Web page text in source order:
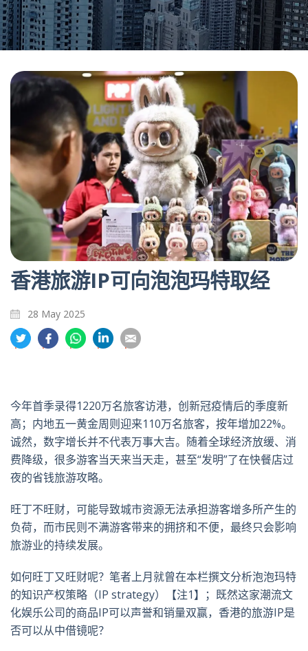
香港旅游IP可向泡泡玛特取经
28 May 2025
分
享
特
分
享
书
分
享
享
英
享
郵
今年首季录得1220万名旅客访港，创新冠疫情后的季度新
高；内地五一黄金周则迎来110万名旅客，按年增加22%。
诚然，数字增长并不代表万事大吉。随着全球经济放缓、消
费降级，很多游客当天来当天走，甚至“发明”了在快餐店过
夜的省钱旅游攻略。
旺丁不旺财，可能导致城市资源无法承担游客增多所产生的
负荷，而市民则不满游客带来的拥挤和不便，最终只会影响
旅游业的持续发展。
如何旺丁又旺财呢？笔者上月就曾在本栏撰文分析泡泡玛特
的知识产权策略（IP strategy）【注1】；既然这家潮流文
化娱乐公司的商品IP可以声誉和销量双赢，香港的旅游IP是
否可以从中借镜呢？